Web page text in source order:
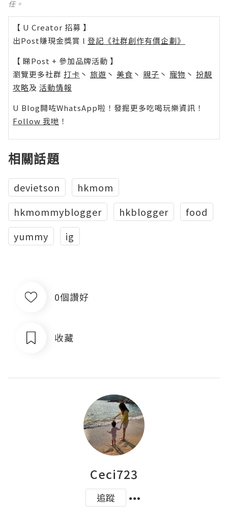
任。
【 U Creator 招募 】
出Post賺現金獎賞 l 登記《社群創作有價企劃》
【 睇Post + 參加品牌活動 】
瀏覽更多社群 打卡 丶 旅遊 丶 美食 丶 親子 丶 寵物 丶 扮靚
攻略及 活動情報
U Blog開咗WhatsApp啦！發掘更多吃喝玩樂資訊！
Follow 我哋 ！
相關話題
devietson
hkmom
hkmommyblogger
hkblogger
food
yummy
ig
0個讚好
收藏
Ceci723
追蹤